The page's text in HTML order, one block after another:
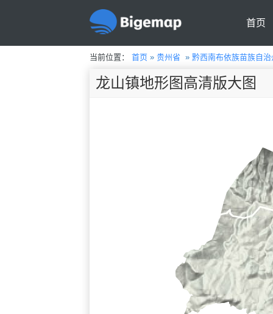
首页
当前位置： 首页» 贵州省 » 黔西南布依族苗族自治
龙山镇地形图高清版大图